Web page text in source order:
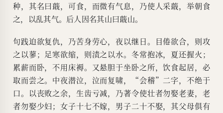
种，其名曰蕺，可食，而微有气息，乃使人采蕺，举朝食
之，以乱其气。后人因名其山曰蕺山。
句践迫欲复仇，乃苦身劳心，夜以继日。目倦欲合，则攻
之以蓼；足寒欲缩，则渍之以水。冬常抱冰，夏还握火；
累薪而卧，不用床褥。又悬胆于坐卧之所，饮食起居，必
取而尝之。中夜潜泣，泣而复啸，“会稽”二字，不绝于
口。以丧败之余，生齿亏减，乃著令使壮者勿娶老妻，老
者勿娶少妇；女子十七不嫁，男子二十不娶，其父母俱有